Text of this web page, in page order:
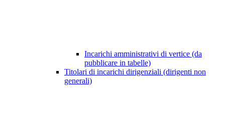
Incarichi amministrativi di vertice (da
pubblicare in tabelle)
Titolari di incarichi dirigenziali (dirigenti non
generali)